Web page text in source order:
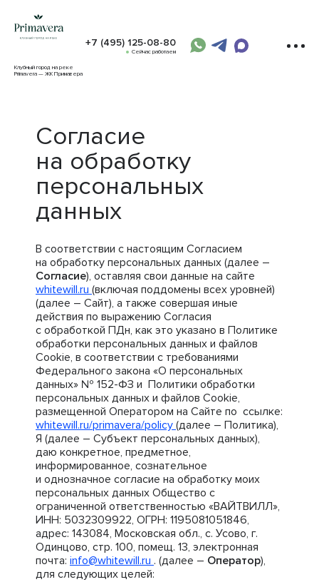
Клубный город на реке
Primavera — ЖК Примавера
+7 (495) 125-08-80
Сейчас работаем
Согласие
на обработку
персональных
данных
В соответствии с настоящим Согласием
на обработку персональных данных (далее –
Согласие), оставляя свои данные на сайте
whitewill.ru (включая поддомены всех уровней)
(далее – Сайт), а также совершая иные
действия по выражению Согласия
с обработкой ПДн, как это указано в Политике
обработки персональных данных и файлов
Cookie, в соответствии с требованиями
Федерального закона «О персональных
данных» № 152-ФЗ и Политики обработки
персональных данных и файлов Cookie,
размещенной Оператором на Сайте по ссылке:
whitewill.ru/primavera/policy (далее – Политика),
Я (далее – Субъект персональных данных),
даю конкретное, предметное,
информированное, сознательное
и однозначное согласие на обработку моих
персональных данных Общество с
ограниченной ответственностью «ВАЙТВИЛЛ»,
ИНН: 5032309922, ОГРН: 1195081051846,
адрес: 143084, Московская обл., с. Усово, г.
Одинцово, стр. 100, помещ. 13, электронная
почта: info@whitewill.ru . (далее – Оператор),
для следующих целей: